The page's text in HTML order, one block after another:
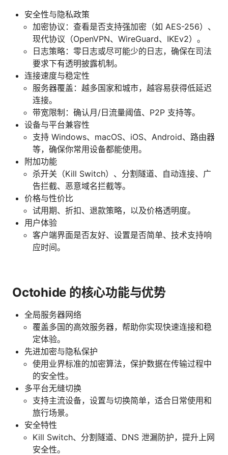
安全性与隐私政策
加密协议：查看是否支持强加密（如 AES-256）、
现代协议（OpenVPN、WireGuard、IKEv2）。
日志策略：零日志或尽可能少的日志，确保在司法
要求下有透明披露机制。
连接速度与稳定性
服务器覆盖：越多国家和城市，越容易获得低延迟
连接。
带宽限制：确认月/日流量阈值、P2P 支持等。
设备与平台兼容性
支持 Windows、macOS、iOS、Android、路由器
等，确保你常用设备都能使用。
附加功能
杀开关（Kill Switch）、分割隧道、自动连接、广
告拦截、恶意域名拦截等。
价格与性价比
试用期、折扣、退款策略，以及价格透明度。
用户体验
客户端界面是否友好、设置是否简单、技术支持响
应时间。
Octohide 的核心功能与优势
全局服务器网络
覆盖多国的高效服务器，帮助你实现快速连接和稳
定体验。
先进加密与隐私保护
使用业界标准的加密算法，保护数据在传输过程中
的安全性。
多平台无缝切换
支持主流设备，设置与切换简单，适合日常使用和
旅行场景。
安全特性
Kill Switch、分割隧道、DNS 泄漏防护，提升上网
安全性。